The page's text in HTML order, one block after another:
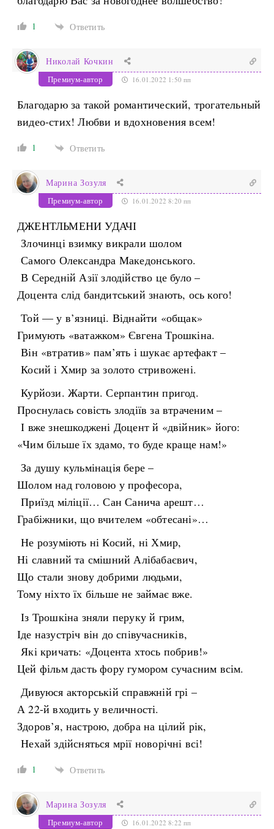
1 Ответить
Николай Кочкин
Премиум-автор 16.01.2022 1:50 пп
Благодарю за такой романтический, трогательный
видео-стих! Любви и вдохновения всем!
1 Ответить
Марина Зозуля
Премиум-автор 16.01.2022 8:20 пп
ДЖЕНТЛЬМЕНИ УДАЧІ
Злочинці взимку викрали шолом
Самого Олександра Македонського.
В Середній Азії злодійство це було –
Доцента слід бандитський знають, ось кого!
Той — у в’язниці. Віднайти «общак»
Гримують «ватажком» Євгена Трошкіна.
Він «втратив» пам’ять і шукає артефакт –
Косий і Хмир за золото стривожені.
Курйози. Жарти. Серпантин пригод.
Проснулась совість злодіїв за втраченим –
І вже знешкоджені Доцент й «двійник» його:
«Чим більше їх здамо, то буде краще нам!»
За душу кульмінація бере –
Шолом над головою у професора,
Приїзд міліції… Сан Санича арешт…
Грабіжники, що вчителем «обтесані»…
Не розуміють ні Косий, ні Хмир,
Ні славний та смішний Алібабаєвич,
Що стали знову добрими людьми,
Тому ніхто їх більше не займає вже.
Із Трошкіна зняли перуку й грим,
Іде назустріч він до співучасників,
Які кричать: «Доцента хтось побрив!»
Цей фільм дасть фору гумором сучасним всім.
Дивуюся акторській справжній грі –
А 22-й входить у величності.
Здоров’я, настрою, добра на цілий рік,
Нехай здійсняться мрії новорічні всі!
1 Ответить
Марина Зозуля
Премиум-автор 16.01.2022 8:22 пп